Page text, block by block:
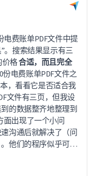
电费账单PDF文件中提
。搜索结果显示有三
价格合适，而且完全
份电费账单PDF文件之
，看看它是否适合我
文件有三页，但我设
的数据整齐地整理到
面出现了一个小问
沟通后就解决了（问
他们的程序似乎可以
，它已经满足了我的